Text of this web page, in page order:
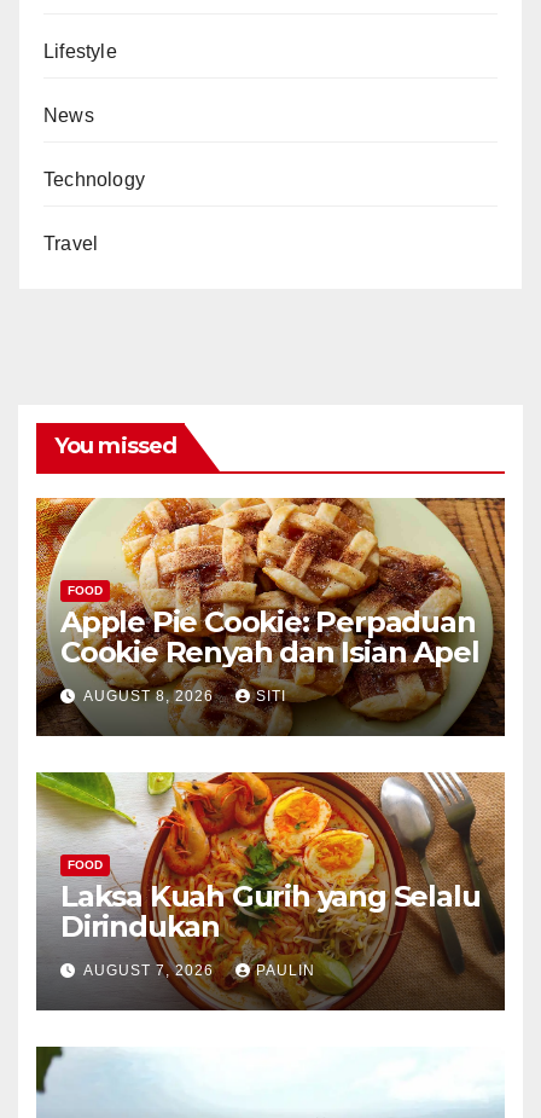
Lifestyle
News
Technology
Travel
You missed
FOOD
Apple Pie Cookie: Perpaduan
Cookie Renyah dan Isian Apel
AUGUST 8, 2026 SITI
FOOD
Laksa Kuah Gurih yang Selalu
Dirindukan
AUGUST 7, 2026 PAULIN